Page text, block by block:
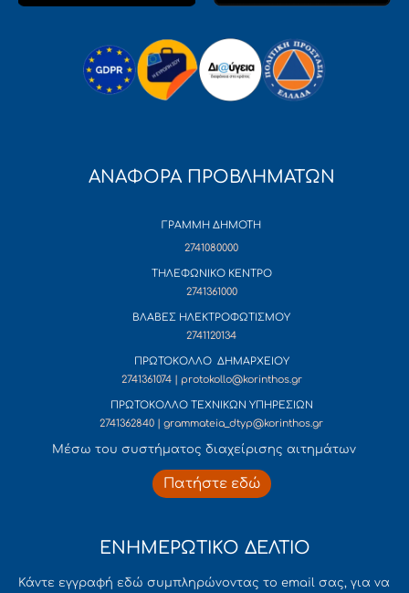
ΑΝΑΦΟΡΑ ΠΡΟΒΛΗΜΑΤΩΝ
ΓΡΑΜΜΗ ΔΗΜΟΤΗ
2741080000
ΤΗΛΕΦΩΝΙΚΟ ΚΕΝΤΡΟ
2741361000
ΒΛΑΒΕΣ ΗΛΕΚΤΡΟΦΩΤΙΣΜΟΥ
2741120134
ΠΡΩΤΟΚΟΛΛΟ ΔΗΜΑΡΧΕΙΟΥ
2741361074 | protokollo@korinthos.gr
ΠΡΩΤΟΚΟΛΛΟ ΤΕΧΝΙΚΩΝ ΥΠΗΡΕΣΙΩΝ
2741362840 | grammateia_dtyp@korinthos.gr
Mέσω του συστήματος διαχείρισης αιτημάτων
Πατήστε εδώ
ΕΝΗΜΕΡΩΤΙΚΟ ΔΕΛΤΙΟ
Κάντε εγγραφή εδώ συμπληρώνοντας το email σας, για να